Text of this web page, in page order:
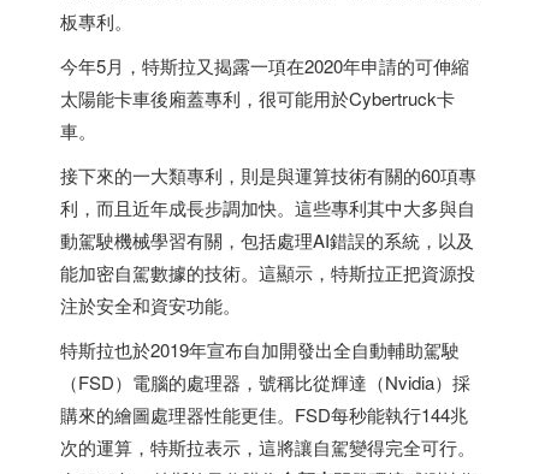
板專利。
今年5月，特斯拉又揭露一項在2020年申請的可伸縮
太陽能卡車後廂蓋專利，很可能用於Cybertruck卡
車。
接下來的一大類專利，則是與運算技術有關的60項專
利，而且近年成長步調加快。這些專利其中大多與自
動駕駛機械學習有關，包括處理AI錯誤的系統，以及
能加密自駕數據的技術。這顯示，特斯拉正把資源投
注於安全和資安功能。
特斯拉也於2019年宣布自加開發出全自動輔助駕駛
（FSD）電腦的處理器，號稱比從輝達（Nvidia）採
購來的繪圖處理器性能更佳。FSD每秒能執行144兆
次的運算，特斯拉表示，這將讓自駕變得完全可行。